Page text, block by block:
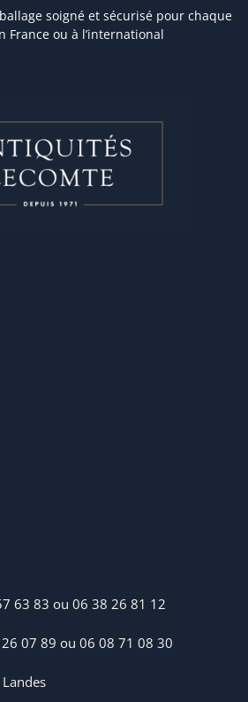
soigné et sécurisé pour chaque
France ou à l’international
63 83 ou 06 38 26 81 12
07 89 ou 06 08 71 08 30